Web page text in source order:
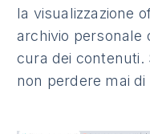
la visualizzazione
archivio personale
cura dei contenuti.
non perdere mai